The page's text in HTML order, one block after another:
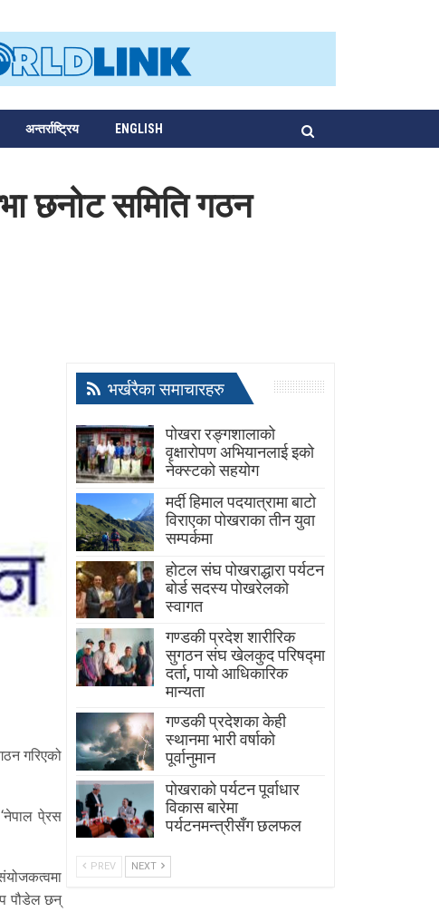
अन्तर्राष्ट्रिय ENGLISH
छनोट समिति गठन
गरिएको
पे्रस
पौडेल छन्
भर्खरैका समाचारहरु
पोखरा रङ्गशालाको
वृक्षारोपण अभियानलाई इको
नेक्स्टको सहयोग
मर्दी हिमाल पदयात्रामा बाटाे
विराएका पाेखराका तीन युवा
सम्पर्कमा
होटल संघ पोखराद्धारा पर्यटन
बोर्ड सदस्य पोखरेलको
स्वागत
गण्डकी प्रदेश शारीरिक
सुगठन संघ खेलकुद परिषद्मा
दर्ता, पायाे आधिकारिक
मान्यता
गण्डकी प्रदेशका केही
स्थानमा भारी वर्षाको
पूर्वानुमान
पाेखराकाे पर्यटन पूर्वाधार
विकास बारेमा
पर्यटनमन्त्रीसँग छलफल
PREV NEXT